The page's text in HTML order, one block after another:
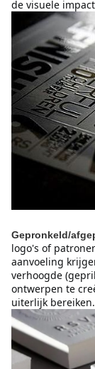
de visuele
Gepronkeld/
logo's of
aanvoeling
verhoogde
ontwerpen te
uiterlijk bereiken.